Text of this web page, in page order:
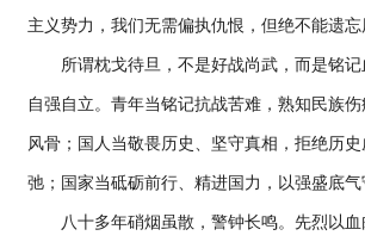
主义势力，我们无需偏执仇恨，但绝不能遗忘
所谓枕戈待旦，不是好战尚武，而是铭记
自强自立。青年当铭记抗战苦难，熟知民族
风骨；国人当敬畏历史、坚守真相，拒绝历
弛；国家当砥砺前行、精进国力，以强盛底气
八十多年硝烟虽散，警钟长鸣。先烈以血